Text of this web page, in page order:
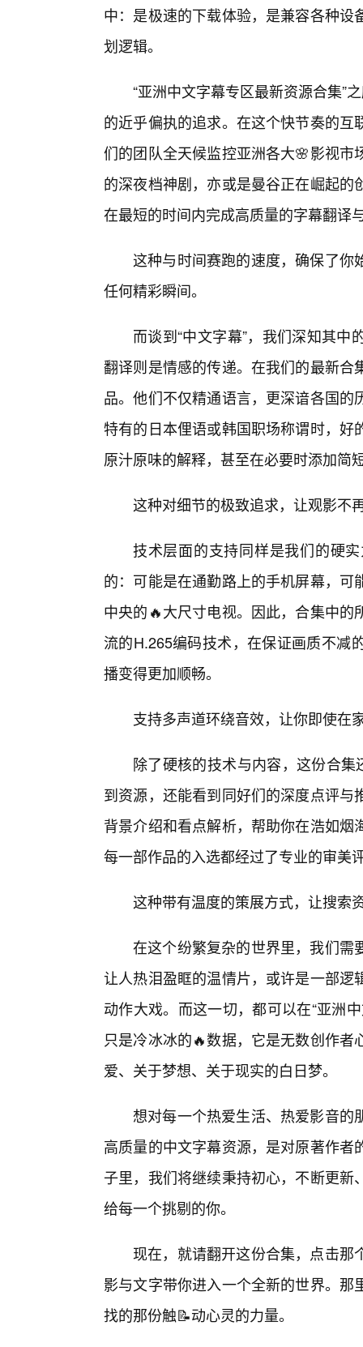
中：是极速的下载体验，是兼容各种
划逻辑。
“亚洲中文字幕专区最新资源合集”
的近乎偏执的追求。在这个快节奏的
们的团队全天候监控亚洲各大🌸影视
的深夜档神剧，亦或是曼谷正在崛起
在最短的时间内完成高质量的字幕翻译
这种与时间赛跑的速度，确保了你
任何精彩瞬间。
而谈到“中文字幕”，我们深知其
翻译则是情感的传递。在我们的最新
品。他们不仅精通语言，更深谙各国
特有的日本俚语或韩国职场称谓时，
原汁原味的解释，甚至在必要时添加简
这种对细节的极致追求，让观影不
技术层面的支持同样是我们的硬
的：可能是在通勤路上的手机屏幕，
中央的🔥大尺寸电视。因此，合集中
流的H.265编码技术，在保证画质不减
播变得更加顺畅。
支持多声道环绕音效，让你即使在
除了硬核的技术与内容，这份合集
到资源，还能看到同好们的深度点评
背景介绍和看点解析，帮助你在浩如
每一部作品的入选都经过了专业的审美
这种带有温度的策展方式，让搜索
在这个纷繁复杂的世界里，我们需
让人热泪盈眶的温情片，或许是一部
动作大戏。而这一切，都可以在“亚洲
只是冷冰冰的🔥数据，它是无数创作
爱、关于梦想、关于现实的白日梦。
想对每一个热爱生活、热爱影音的
高质量的中文字幕资源，是对原著作
子里，我们将继续秉持初心，不断更
给每一个挑剔的你。
现在，就请翻开这份合集，点击那
影与文字带你进入一个全新的世界。
找的那份触📝动心灵的力量。